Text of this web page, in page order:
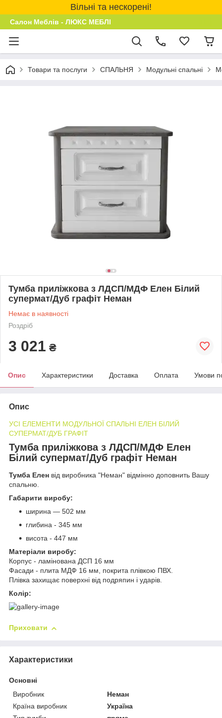
Вільні та нескорені!
Салон Меблів - ЛЮКС МЕБЛІ
Товари та послуги СПАЛЬНЯ Модульні спальні
Тумба приліжкова з ЛДСП/МДФ Елен Білий
супермат/Дуб графіт Неман
Немає в наявності
Роздріб
3 021 ₴
Опис Характеристики Доставка Оплата Умови
Опис
УСІ ЕЛЕМЕНТИ МОДУЛЬНОЇ СПАЛЬНІ ЕЛЕН БІЛИЙ
СУПЕРМАТ/ДУБ ГРАФІТ
Тумба приліжкова з ЛДСП/МДФ Елен
Білий супермат/Дуб графіт Неман
Тумба Елен від виробника "Неман" відмінно доповнить Вашу
спальню.
Габарити виробу:
ширина — 502 мм
глибина - 345 мм
висота - 447 мм
Матеріали виробу:
Корпус - ламінована ДСП 16 мм
Фасади - плита МДФ 16 мм, покрита плівкою ПВХ.
Плівка захищає поверхні від подряпин і ударів.
Колір:
Приховати
Характеристики
Основні
Виробник
Неман
Країна виробник
Україна